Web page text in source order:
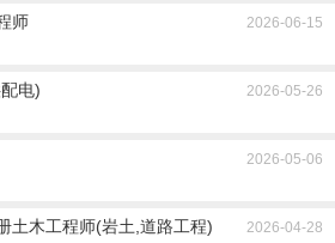
师
2026-06-15
电)
2026-05-26
2026-05-06
土木工程师(岩土,道路工程)
2026-04-28